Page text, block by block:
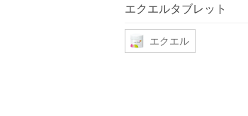
エクエルタブレット
エクエル